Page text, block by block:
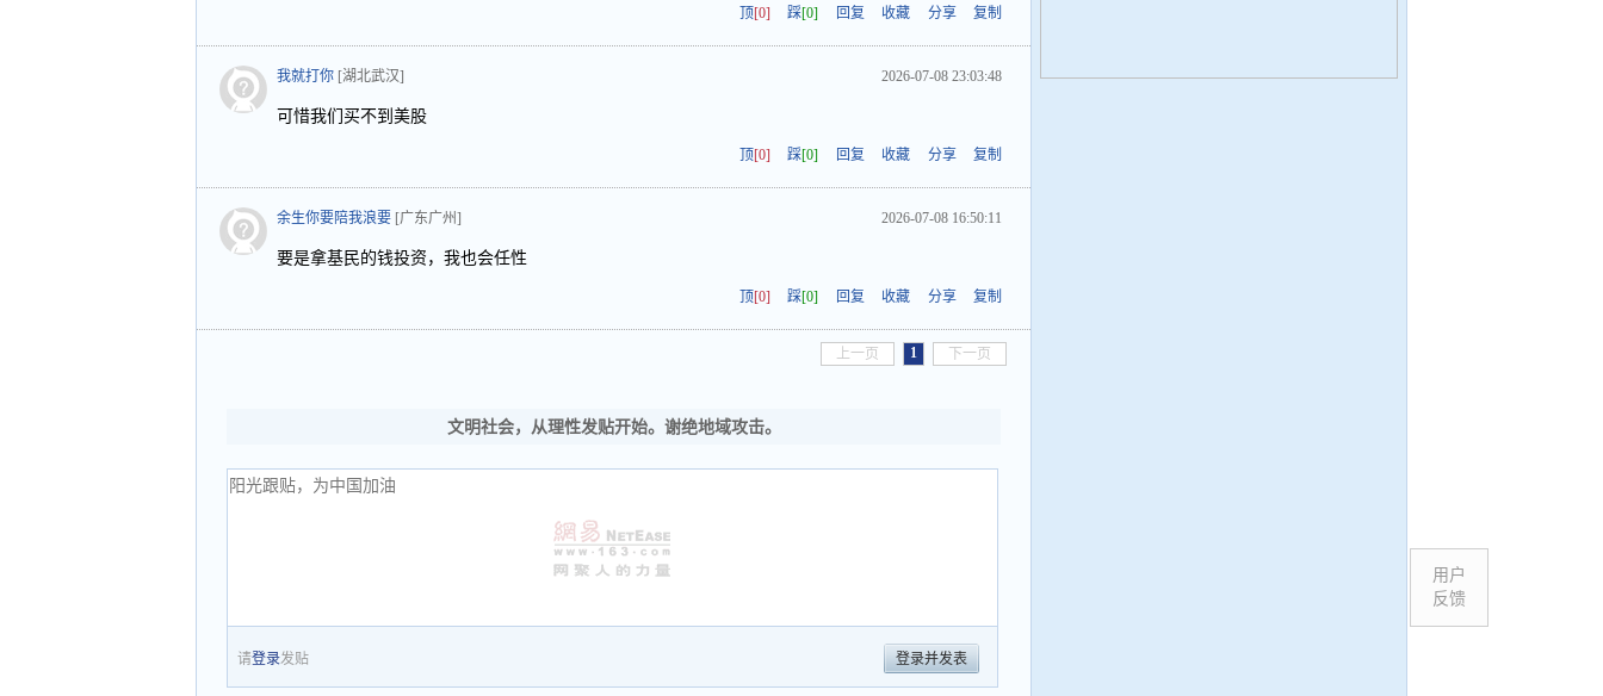
顶[0] 踩[0] 回复 收藏 分享 复制
我就打你 [湖北武汉] 2026-07-08 23:03:48
可惜我们买不到美股
顶[0] 踩[0] 回复 收藏 分享 复制
余生你要陪我浪要 [广东广州] 2026-07-08 16:50:11
要是拿基民的钱投资，我也会任性
顶[0] 踩[0] 回复 收藏 分享 复制
上一页 1 下一页
文明社会，从理性发贴开始。谢绝地域攻击。
请登录发贴 登录并发表
用户
反馈